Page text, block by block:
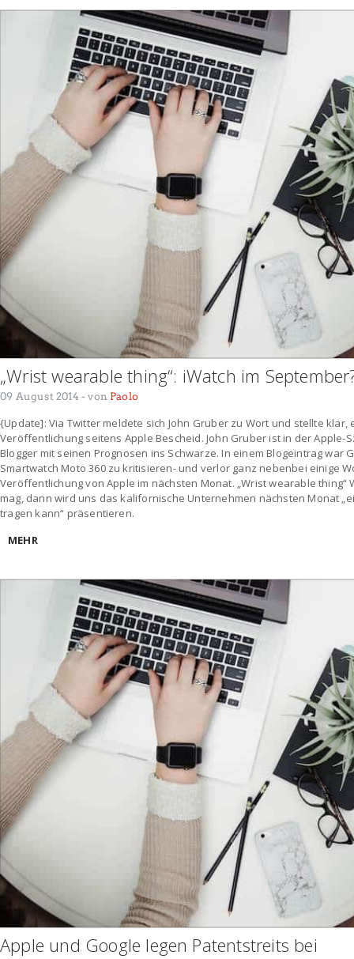
„Wrist wearable thing“: iWatch im
09 August 2014- von Paolo
{Update]: Via Twitter meldete sich John Gruber zu Wort und stellte
Veröffentlichung seitens Apple Bescheid. John Gruber ist in der
Blogger mit seinen Prognosen ins Schwarze. In einem Blogeintrag war
Smartwatch Moto 360 zu kritisieren- und verlor ganz nebenbei einige
Veröffentlichung von Apple im nächsten Monat. „Wrist wearable thing“
mag, dann wird uns das kalifornische Unternehmen nächsten Monat
tragen kann“ präsentieren.
MEHR
Apple und Google legen Patentstreits bei